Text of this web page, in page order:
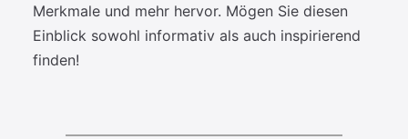
Merkmale und mehr hervor. Mögen Sie diesen
Einblick sowohl informativ als auch inspirierend
finden!